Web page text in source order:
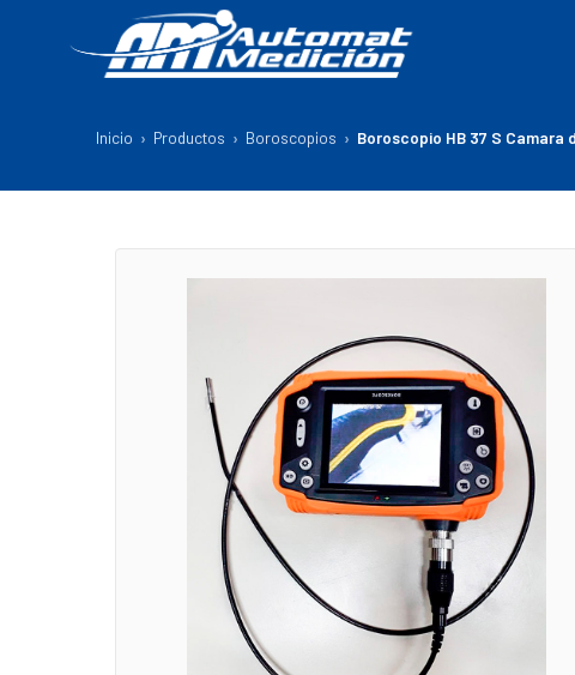
Inicio › Productos › Boroscopios › Boroscopio HB 37 S Camara